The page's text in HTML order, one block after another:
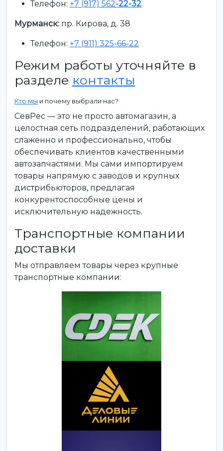
Телефон: +7 (917) 562-22-32
Мурманск: пр. Кирова, д. 38
Телефон: +7 (911) 325-66-22
Режим работы уточняйте в
разделе контакты
Кто мы и почему выбрали нас?
СевРес — это не просто автомагазин, а
целостная сеть подразделений, работающих
слаженно и профессионально, чтобы
обеспечивать клиентов качественными
автозапчастями. Мы сами импортируем
товары напрямую с заводов и крупных
дистрибьюторов, предлагая
конкурентоспособные цены и
исключительную надежность.
Транспортные компании
доставки
Мы отправляем товары через крупные
транспортные компании: